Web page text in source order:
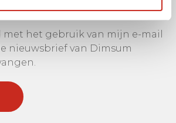
met het gebruik van mijn e-mail
nieuwsbrief van Dimsum